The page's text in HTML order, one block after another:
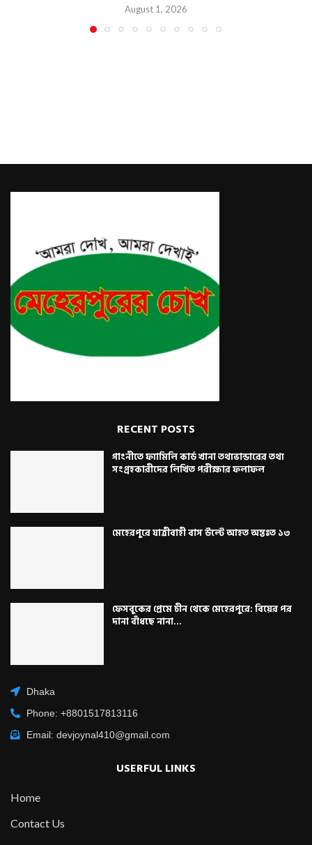
August 1, 2026
RECENT POSTS
গাংনীতে ফ্যামিলি কার্ড খানা তথ্যভান্ডারের তথ্য
সংগ্রহকারীদের লিখিত পরীক্ষার ফলাফল
মেহেরপুরে যাত্রীবাহী বাস উল্টে আহত অন্তঃত ১৩
ফেসবুকের প্রেমে চীন থেকে মেহেরপুরে: বিয়ের পর
দানা বাঁধছে নানা...
Dhaka
Phone: +8801517813116
Email: devjoynal410@gmail.com
USERFUL LINKS
Home
Contact Us